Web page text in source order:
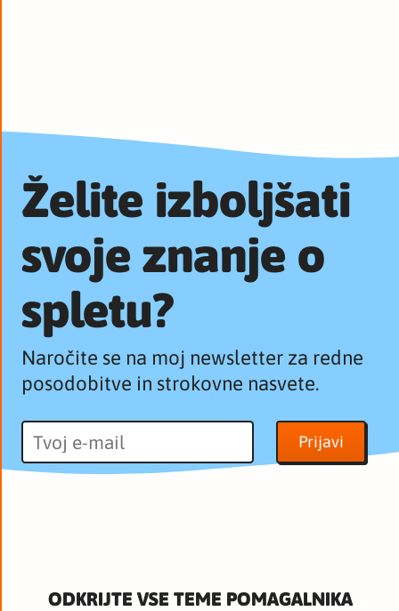
Želite izboljšati
svoje znanje o
spletu?
Naročite se na moj newsletter za redne
posodobitve in strokovne nasvete.
ODKRIJTE VSE TEME POMAGALNIKA